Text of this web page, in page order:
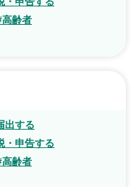
高齢者
出する
・申告する
高齢者